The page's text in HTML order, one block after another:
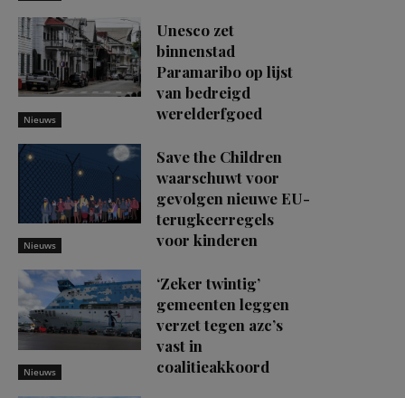
Nieuws
Unesco zet
binnenstad
Paramaribo op lijst
van bedreigd
werelderfgoed
Nieuws
Save the Children
waarschuwt voor
gevolgen nieuwe EU-
terugkeerregels
voor kinderen
Nieuws
‘Zeker twintig’
gemeenten leggen
verzet tegen azc’s
vast in
coalitieakkoord